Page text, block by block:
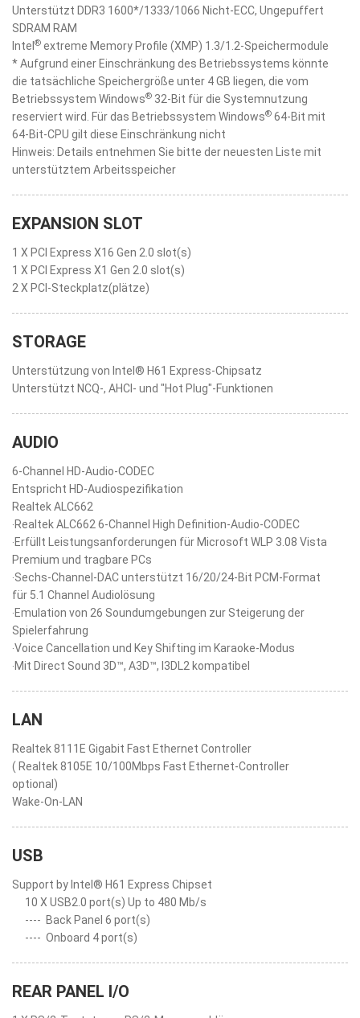
Unterstützt DDR3 1600*/1333/1066 Nicht-ECC, Ungepuffert
SDRAM RAM
Intel ® extreme Memory Profile (XMP) 1.3/1.2-Speichermodule
* Aufgrund einer Einschränkung des Betriebssystems könnte
die tatsächliche Speichergröße unter 4 GB liegen, die vom
Betriebssystem Windows® 32-Bit für die Systemnutzung
reserviert wird. Für das Betriebssystem Windows® 64-Bit mit
64-Bit-CPU gilt diese Einschränkung nicht
Hinweis: Details entnehmen Sie bitte der neuesten Liste mit
unterstütztem Arbeitsspeicher
EXPANSION SLOT
1 X PCI Express X16 Gen 2.0 slot(s)
1 X PCI Express X1 Gen 2.0 slot(s)
2 X PCI-Steckplatz(plätze)
STORAGE
Unterstützung von Intel® H61 Express-Chipsatz
Unterstützt NCQ-, AHCI- und "Hot Plug"-Funktionen
AUDIO
6-Channel HD-Audio-CODEC
Entspricht HD-Audiospezifikation
Realtek ALC662
‧Realtek ALC662 6-Channel High Definition-Audio-CODEC
‧Erfüllt Leistungsanforderungen für Microsoft WLP 3.08 Vista
Premium und tragbare PCs
‧Sechs-Channel-DAC unterstützt 16/20/24-Bit PCM-Format
für 5.1 Channel Audiolösung
‧Emulation von 26 Soundumgebungen zur Steigerung der
Spielerfahrung
‧Voice Cancellation und Key Shifting im Karaoke-Modus
‧Mit Direct Sound 3D™, A3D™, I3DL2 kompatibel
LAN
Realtek 8111E Gigabit Fast Ethernet Controller
( Realtek 8105E 10/100Mbps Fast Ethernet-Controller
optional)
Wake-On-LAN
USB
Support by Intel® H61 Express Chipset
10 X USB2.0 port(s) Up to 480 Mb/s
---- Back Panel 6 port(s)
---- Onboard 4 port(s)
REAR PANEL I/O